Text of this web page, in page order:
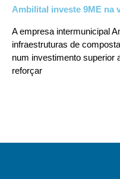
Ambilital investe 9ME na
A empresa intermunicipal
infraestruturas de
num investimento superior
reforçar